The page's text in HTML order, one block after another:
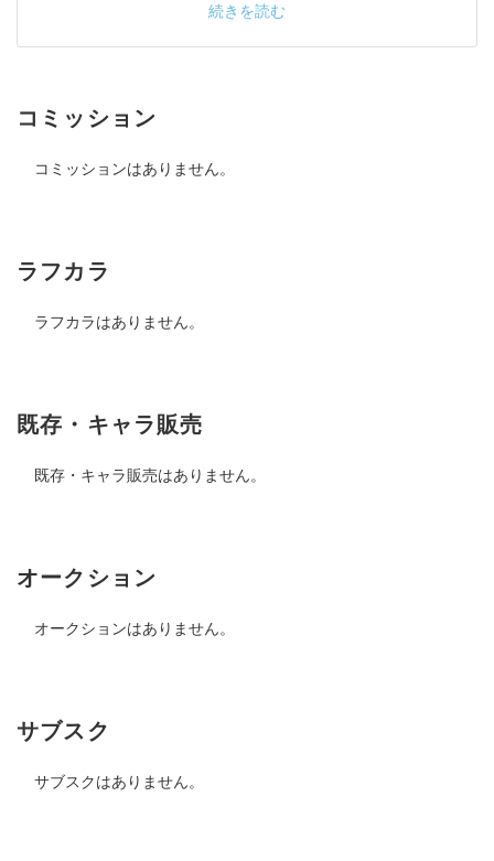
続きを読む
コミッション
コミッションはありません。
ラフカラ
ラフカラはありません。
既存・キャラ販売
既存・キャラ販売はありません。
オークション
オークションはありません。
サブスク
サブスクはありません。